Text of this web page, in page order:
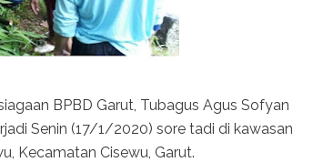
BPBD Garut, Tubagus Agus Sofyan
Senin (17/1/2020) sore tadi di kawasan
Kecamatan Cisewu, Garut.